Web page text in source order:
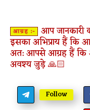
आग्रह :- आप
इसका अभिप्राय हैं कि
अत: आपसे आग्रह हैं कि
अवश्य जुड़े 🙏🏻
Follow